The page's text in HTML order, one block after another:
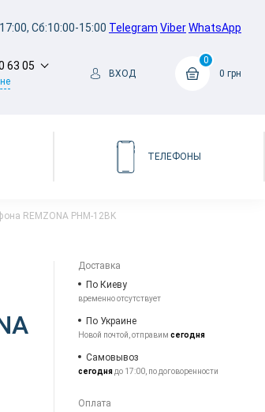
Сб:10:00-15:00 Telegram ViberWhatsApp
63 05
ВХОД
0
0 грн
ТЕЛЕФОНЫ
REMZONA PHM-12BK
Доставка
По Киеву
временно отсутствует
По Украине
Новой почтой, отправимсегодня
Самовывоз
сегоднядо 17:00, по договоренности
Оплата